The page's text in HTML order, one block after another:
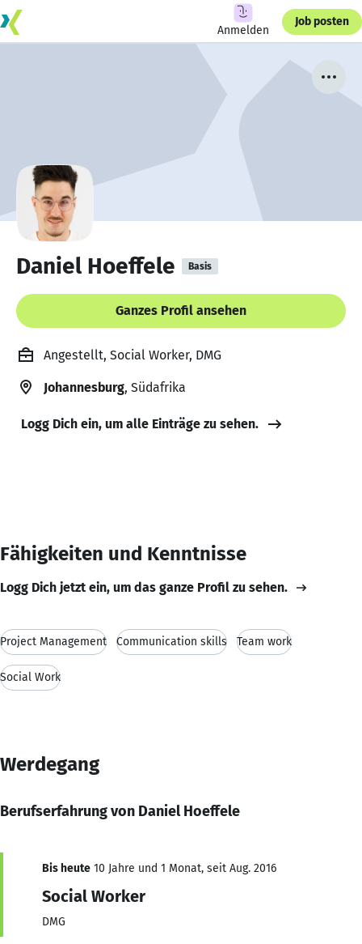
Anmelden
Job posten
Daniel Hoeffele Basis
Ganzes Profil ansehen
Angestellt, Social Worker, DMG
Johannesburg, Südafrika
Logg Dich ein, um alle Einträge zu sehen.
Fähigkeiten und Kenntnisse
Logg Dich jetzt ein, um das ganze Profil zu sehen.
Project Management Communication skills Team work
Social Work
Werdegang
Berufserfahrung von Daniel Hoeffele
Bis heute 10 Jahre und 1 Monat, seit Aug. 2016
Social Worker
DMG